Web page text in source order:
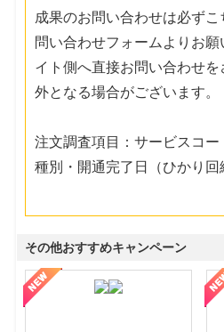
成果のお問い合わせは必ず
問い合わせフォームよりお
イト側へ直接お問い合わせ
外となる場合がございます。
注文調査項目：サービスコ
種別・開通完了日（ひかり回
その他おすすめキャンペーン